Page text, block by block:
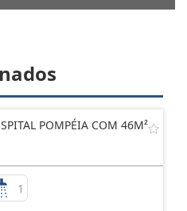
POMPÉIA COM 46M²
1